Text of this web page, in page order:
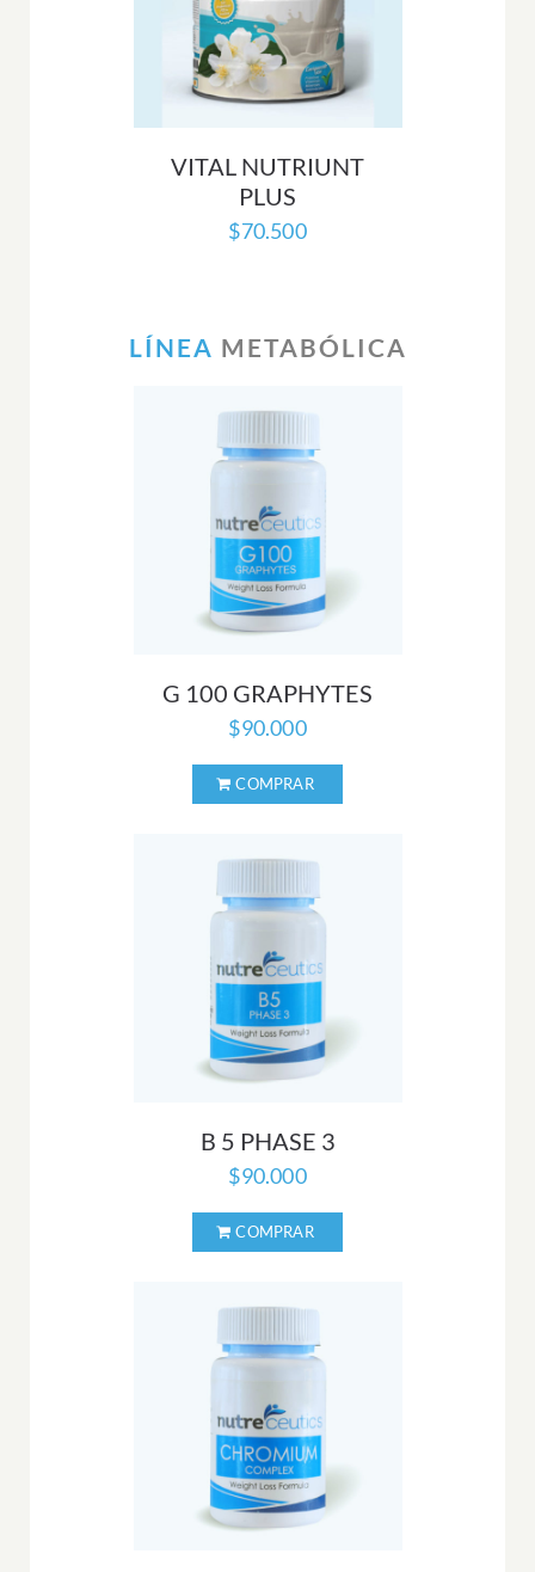
VITAL NUTRIUNT
PLUS
$70.500
LÍNEA METABÓLICA
G 100 GRAPHYTES
$90.000
B 5 PHASE 3
$90.000